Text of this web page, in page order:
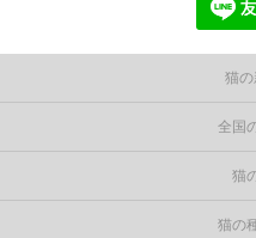
猫
全国
猫
猫の